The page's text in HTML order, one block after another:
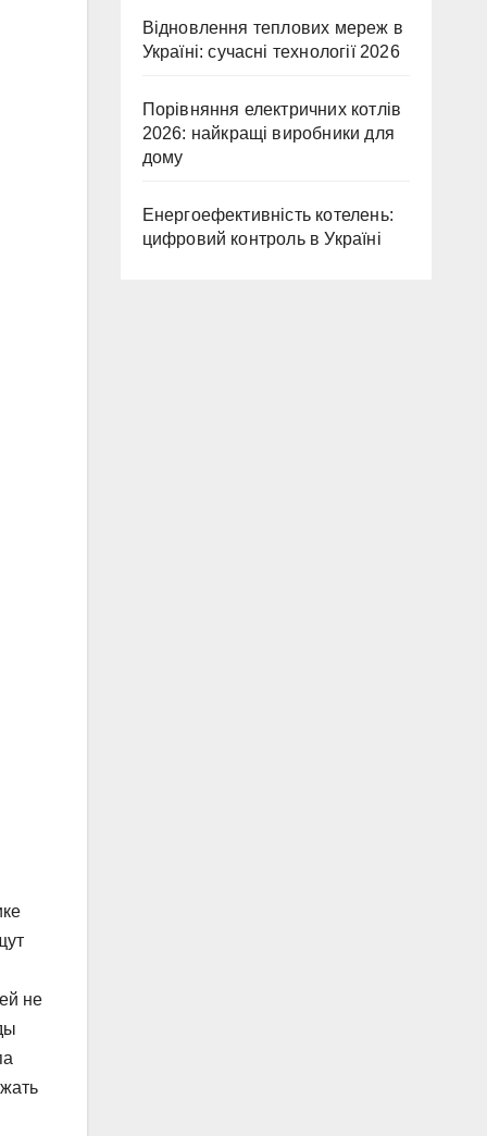
не
Відновлення теплових мереж в
Україні: сучасні технології 2026
Порівняння електричних котлів
2026: найкращі виробники для
дому
Енергоефективність котелень:
цифровий контроль в Україні